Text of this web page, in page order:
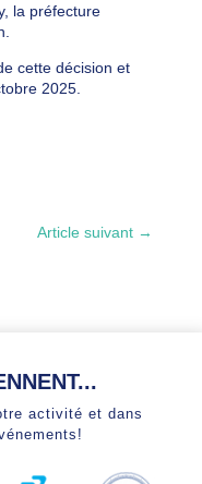
la préfecture
cette décision et
2025.
Article suivant →
activité et dans